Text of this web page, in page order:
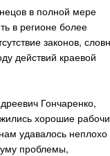
в полной мере
в регионе более
законов,
действий краевой
Гончаренко,
хорошие
удавалось неплохо
проблемы,